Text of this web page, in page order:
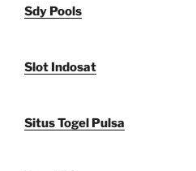
Sdy Pools
Slot Indosat
Situs Togel Pulsa